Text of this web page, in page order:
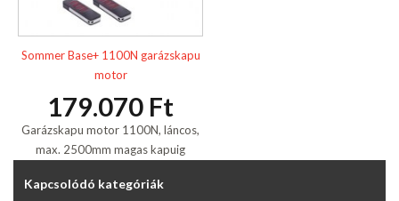
Sommer Base+ 1100N garázskapu
motor
179.070 Ft
Garázskapu motor 1100N, láncos,
max. 2500mm magas kapuig
Kapcsolódó kategóriák